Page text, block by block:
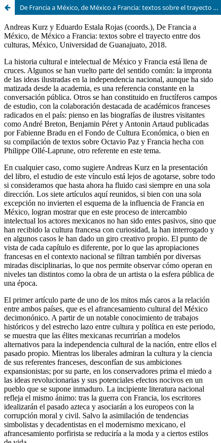
De Francia a México, de México a Francia: textos sobre el trayecto entre dos culturas